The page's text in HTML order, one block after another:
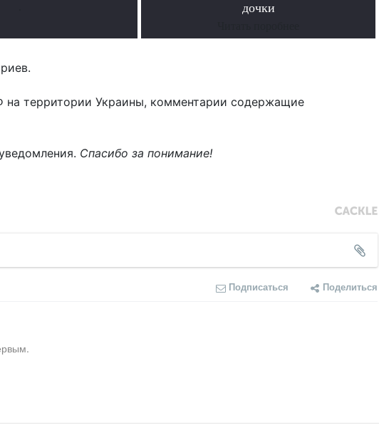
дочки
территории Украины, комментарии содержащие
Спасибо за понимание!
Подписаться Поделиться